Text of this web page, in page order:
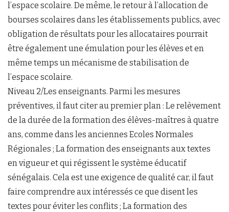
l’espace scolaire. De même, le retour à l’allocation de
bourses scolaires dans les établissements publics, avec
obligation de résultats pour les allocataires pourrait
être également une émulation pour les élèves et en
même temps un mécanisme de stabilisation de
l’espace scolaire.
Niveau 2/Les enseignants. Parmi les mesures
préventives, il faut citer au premier plan : Le relèvement
de la durée de la formation des élèves-maîtres à quatre
ans, comme dans les anciennes Ecoles Normales
Régionales ; La formation des enseignants aux textes
en vigueur et qui régissent le système éducatif
sénégalais. Cela est une exigence de qualité car, il faut
faire comprendre aux intéressés ce que disent les
textes pour éviter les conflits ; La formation des